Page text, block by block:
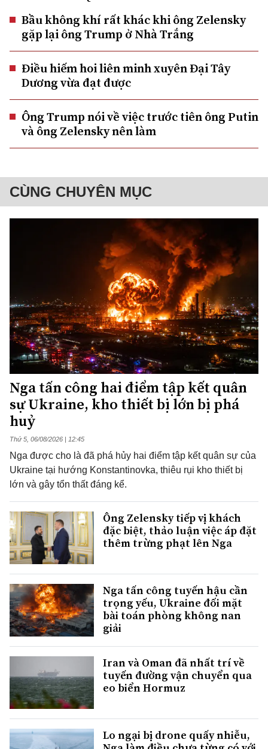
Bầu không khí rất khác khi ông Zelensky
gặp lại ông Trump ở Nhà Trắng
Điều hiếm hoi liên minh xuyên Đại Tây
Dương vừa đạt được
Ông Trump nói về việc trước tiên ông Putin
và ông Zelensky nên làm
CÙNG CHUYÊN MỤC
Nga tấn công hai điểm tập kết quân
sự Ukraine, kho thiết bị lớn bị phá
huỷ
Thứ 5, 06/08/2026 | 12:45
Nga được cho là đã phá hủy hai điểm tập kết quân sự của
Ukraine tại hướng Konstantinovka, thiêu rụi kho thiết bị
lớn và gây tổn thất đáng kể.
Ông Zelensky tiếp vị khách
đặc biệt, thảo luận việc áp đặt
thêm trừng phạt lên Nga
Nga tấn công tuyến hậu cần
trọng yếu, Ukraine đối mặt
bài toán phòng không nan
giải
Iran và Oman đã nhất trí về
tuyến đường vận chuyển qua
eo biển Hormuz
Lo ngại bị drone quấy nhiễu,